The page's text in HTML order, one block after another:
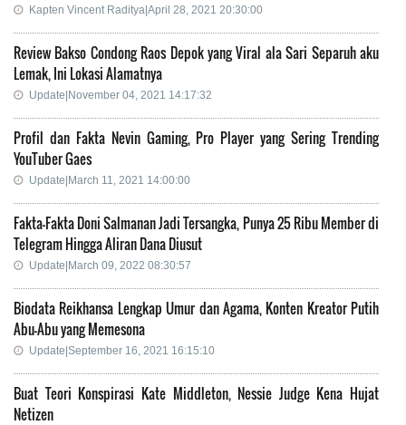
Kapten Vincent Raditya|April 28, 2021 20:30:00
Review Bakso Condong Raos Depok yang Viral ala Sari Separuh aku
Lemak, Ini Lokasi Alamatnya
Update|November 04, 2021 14:17:32
Profil dan Fakta Nevin Gaming, Pro Player yang Sering Trending
YouTuber Gaes
Update|March 11, 2021 14:00:00
Fakta-Fakta Doni Salmanan Jadi Tersangka, Punya 25 Ribu Member di
Telegram Hingga Aliran Dana Diusut
Update|March 09, 2022 08:30:57
Biodata Reikhansa Lengkap Umur dan Agama, Konten Kreator Putih
Abu-Abu yang Memesona
Update|September 16, 2021 16:15:10
Buat Teori Konspirasi Kate Middleton, Nessie Judge Kena Hujat
Netizen